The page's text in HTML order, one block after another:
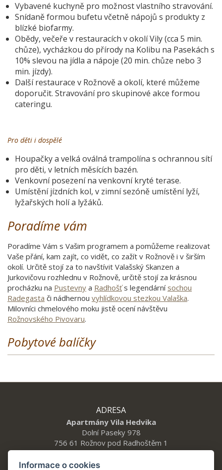
Vybavené kuchyně pro možnost vlastního stravování.
Snídaně formou bufetu včetně nápojů s produkty z
blízké biofarmy.
Obědy, večeře v restauracích v okolí Vily (cca 5 min.
chůze), vycházkou do přírody na Kolibu na Pasekách s
10% slevou na jídla a nápoje (20 min. chůze nebo 3
min. jízdy).
Další restaurace v Rožnově a okolí, které můžeme
doporučit. Stravování pro skupinové akce formou
cateringu.
Pro děti i dospělé
Houpačky a velká oválná trampolína s ochrannou sítí
pro děti, v letních měsících bazén.
Venkovní posezení na venkovní kryté terase.
Umístění jízdních kol, v zimní sezóně umístění lyží,
lyžařských holí a lyžáků.
Poradíme vám
Poradíme Vám s Vašim programem a pomůžeme realizovat
Vaše přání, kam zajít, co vidět, co zažít v Rožnově i v širším
okolí. Určitě stojí za to navštívit Valašský Skanzen a
Jurkovičovu rozhlednu v Rožnově, určitě stojí za krásnou
procházku na Pustevny a Radhošťs legendární sochou
Radegasta či nádhernou vyhlídkovou stezkou Valaška.
Milovníci chmelového moku jistě ocení návštěvu
Rožnovského Pivovaru.
Pobytové balíčky
ADRESA
Apartmány Vila Hedvika
Dolní Paseky 978
756 61 Rožnov pod Radhoštěm 1
Informace o cookies